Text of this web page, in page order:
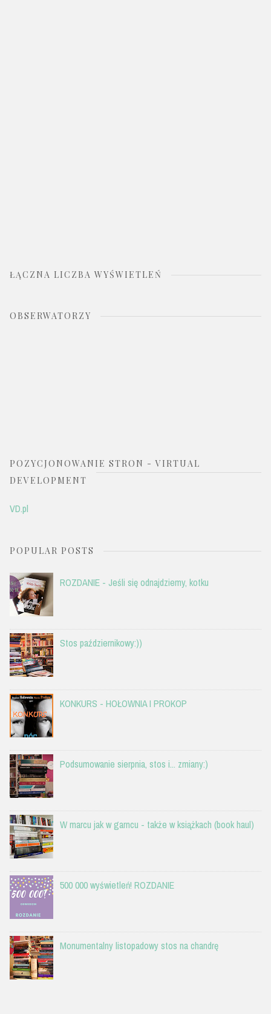
ŁĄCZNA LICZBA WYŚWIETLEŃ
OBSERWATORZY
POZYCJONOWANIE STRON - VIRTUAL
DEVELOPMENT
VD.pl
POPULAR POSTS
ROZDANIE - Jeśli się odnajdziemy, kotku
Stos październikowy:))
KONKURS - HOŁOWNIA I PROKOP
Podsumowanie sierpnia, stos i... zmiany:)
W marcu jak w garncu - także w książkach (book haul)
500 000 wyświetleń! ROZDANIE
Monumentalny listopadowy stos na chandrę